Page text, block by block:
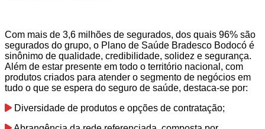
Com mais de 3,6 milhões de segurados, dos quais 96% são
segurados do grupo, o Plano de Saúde Bradesco Bodocó é
sinônimo de qualidade, credibilidade, solidez e segurança.
Além de estar presente em todo o território nacional, com
produtos criados para atender o segmento de negócios em
tudo o que se espera do seguro de saúde, destaca-se por:
Diversidade de produtos e opções de contratação;